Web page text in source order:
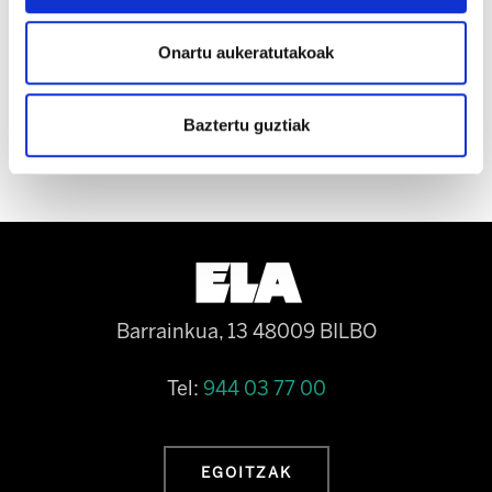
Onartu aukeratutakoak
Baztertu guztiak
Barrainkua, 13 48009 BILBO
Tel: 944 03 77 00
EGOITZAK